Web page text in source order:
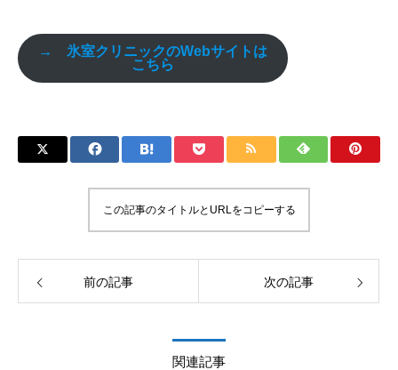
→ 氷室クリニックのWebサイトは
こちら
この記事のタイトルとURLをコピーする
前の記事 次の記事
関連記事